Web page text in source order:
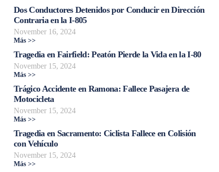
Dos Conductores Detenidos por Conducir en Dirección
Contraria en la I-805
November 16, 2024
Más >>
Tragedia en Fairfield: Peatón Pierde la Vida en la I-80
November 15, 2024
Más >>
Trágico Accidente en Ramona: Fallece Pasajera de
Motocicleta
November 15, 2024
Más >>
Tragedia en Sacramento: Ciclista Fallece en Colisión
con Vehículo
November 15, 2024
Más >>